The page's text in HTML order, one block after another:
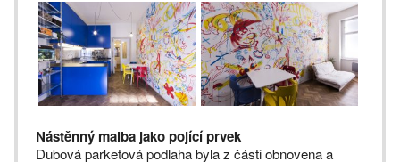
Nástěnný malba jako pojící prvek
Dubová parketová podlaha byla z části obnovena a